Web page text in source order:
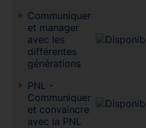
Communiquer
et manager
avec les
différentes
générations
PNL -
Communiquer
et convaincre
avec la PNL